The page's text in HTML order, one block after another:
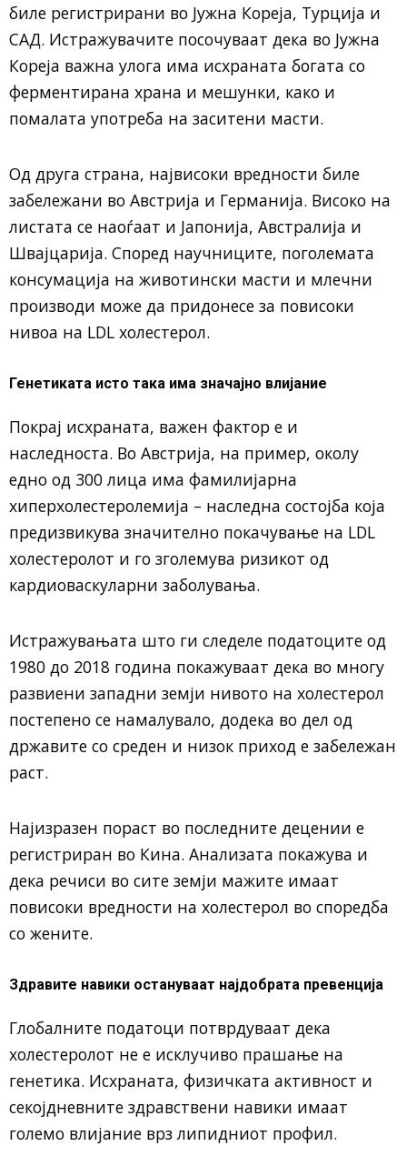
биле регистрирани во Јужна Кореја, Турција и
САД. Истражувачите посочуваат дека во Јужна
Кореја важна улога има исхраната богата со
ферментирана храна и мешунки, како и
помалата употреба на заситени масти.
Од друга страна, највисоки вредности биле
забележани во Австрија и Германија. Високо на
листата се наоѓаат и Јапонија, Австралија и
Швајцарија. Според научниците, поголемата
консумација на животински масти и млечни
производи може да придонесе за повисоки
нивоа на LDL холестерол.
Генетиката исто така има значајно влијание
Покрај исхраната, важен фактор е и
наследноста. Во Австрија, на пример, околу
едно од 300 лица има фамилијарна
хиперхолестеролемија – наследна состојба која
предизвикува значително покачување на LDL
холестеролот и го зголемува ризикот од
кардиоваскуларни заболувања.
Истражувањата што ги следеле податоците од
1980 до 2018 година покажуваат дека во многу
развиени западни земји нивото на холестерол
постепено се намалувало, додека во дел од
државите со среден и низок приход е забележан
раст.
Најизразен пораст во последните децении е
регистриран во Кина. Анализата покажува и
дека речиси во сите земји мажите имаат
повисоки вредности на холестерол во споредба
со жените.
Здравите навики остануваат најдобрата превенција
Глобалните податоци потврдуваат дека
холестеролот не е исклучиво прашање на
генетика. Исхраната, физичката активност и
секојдневните здравствени навики имаат
големо влијание врз липидниот профил.